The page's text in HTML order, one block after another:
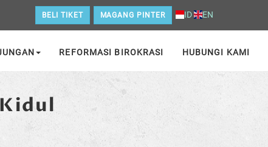
BELI TIKET MAGANG PINTER ID EN
REFORMASI BIROKRASI HUBUNGI KAMI